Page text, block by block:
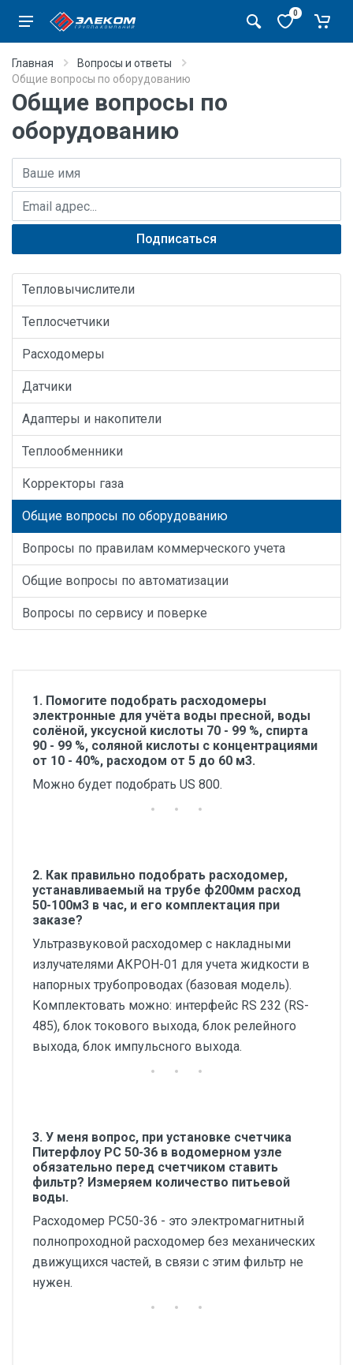
0
Главная
Вопросы и ответы
Общие вопросы по оборудованию
Общие вопросы по
оборудованию
Имя
E-mail адрес
Подписаться
Тепловычислители
Теплосчетчики
Расходомеры
Датчики
Адаптеры и накопители
Теплообменники
Корректоры газа
Общие вопросы по оборудованию
Вопросы по правилам коммерческого учета
Общие вопросы по автоматизации
Вопросы по сервису и поверке
1. Помогите подобрать расходомеры
электронные для учёта воды пресной, воды
солёной, уксусной кислоты 70 - 99 %, спирта
90 - 99 %, соляной кислоты с концентрациями
от 10 - 40%, расходом от 5 до 60 м3.
Можно будет подобрать US 800.
2. Как правильно подобрать расходомер,
устанавливаемый на трубе ф200мм расход
50-100м3 в час, и его комплектация при
заказе?
Ультразвуковой расходомер c накладными
излучателями АКРОН-01 для учета жидкости в
напорных трубопроводах (базовая модель).
Комплектовать можно: интерфейс RS 232 (RS-
485), блок токового выхода, блок релейного
выхода, блок импульсного выхода.
3. У меня вопрос, при установке счетчика
Питерфлоу РС 50-36 в водомерном узле
обязательно перед счетчиком ставить
фильтр? Измеряем количество питьевой
воды.
Расходомер РС50-36 - это электромагнитный
полнопроходной расходомер без механических
движущихся частей, в связи с этим фильтр не
нужен.